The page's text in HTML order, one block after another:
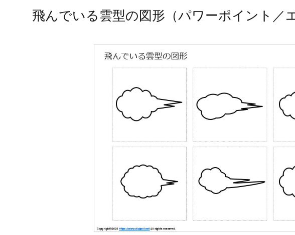
飛んでいる雲型の図形（パワーポイント／